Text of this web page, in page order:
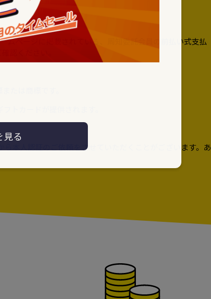
ムページに掲載されている、周知委託会員の前払い式支払
たは商標です。
トカードが提供されます。
本人認証のご依頼をさせていただくことがございます。あ
見る